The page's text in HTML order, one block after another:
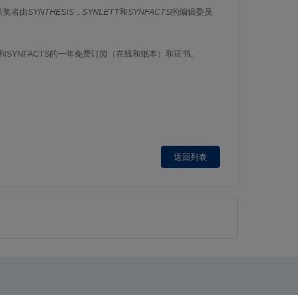
奖者由SYNTHESIS，SYNLETT和SYNFACTS的编辑委员
的一年免费订阅（在线和纸本）和证书。
返回列表